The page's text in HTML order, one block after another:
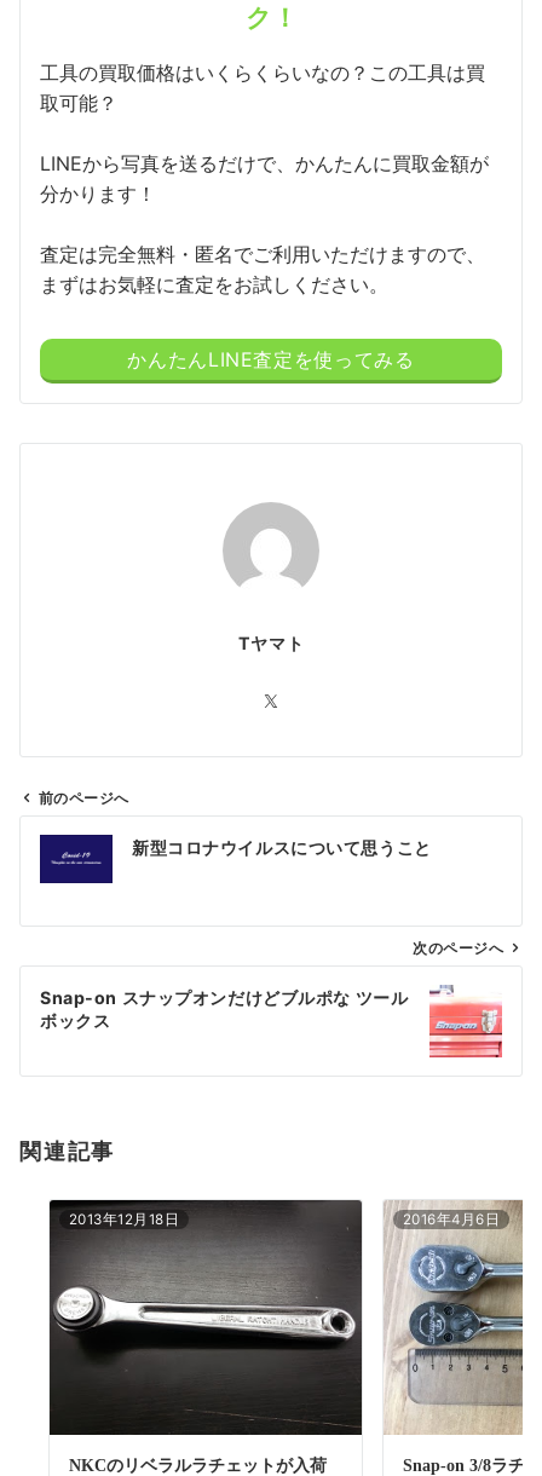
ク！
工具の買取価格はいくらくらいなの？この工具は買
取可能？
LINEから写真を送るだけで、かんたんに買取金額が
分かります！
査定は完全無料・匿名でご利用いただけますので、
まずはお気軽に査定をお試しください。
かんたんLINE査定を使ってみる
Tヤマト
ン
前のページへ
新型コロナウイルスについて思うこと
次のページへ
Snap-on スナップオンだけどブルポな ツール
ボックス
関連記事
2013年12月18日
NKCのリベラルラチェットが入荷
2016年4月6日
Snap-on 3/8ラチ